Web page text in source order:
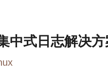
中式日志解决方